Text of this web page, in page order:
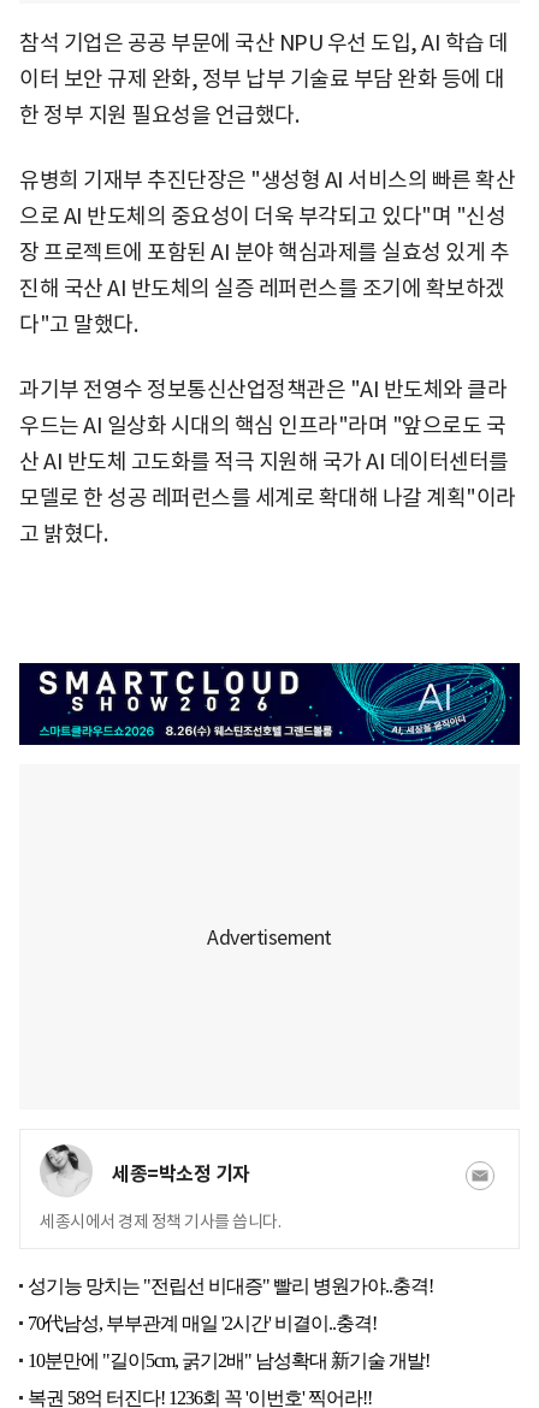
참석 기업은 공공 부문에 국산 NPU 우선 도입, AI 학습 데
이터 보안 규제 완화, 정부 납부 기술료 부담 완화 등에 대
한 정부 지원 필요성을 언급했다.
유병희 기재부 추진단장은 "생성형 AI 서비스의 빠른 확산
으로 AI 반도체의 중요성이 더욱 부각되고 있다"며 "신성
장 프로젝트에 포함된 AI 분야 핵심과제를 실효성 있게 추
진해 국산 AI 반도체의 실증 레퍼런스를 조기에 확보하겠
다"고 말했다.
과기부 전영수 정보통신산업정책관은 "AI 반도체와 클라
우드는 AI 일상화 시대의 핵심 인프라"라며 "앞으로도 국
산 AI 반도체 고도화를 적극 지원해 국가 AI 데이터센터를
모델로 한 성공 레퍼런스를 세계로 확대해 나갈 계획"이라
고 밝혔다.
세종=박소정 기자
세종시에서 경제 정책 기사를 씁니다.